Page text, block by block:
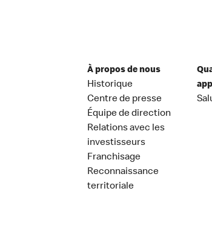
À propos de nous
Historique
Centre de presse
Équipe de direction
Relations avec les
investisseurs
Franchisage
Reconnaissance
territoriale